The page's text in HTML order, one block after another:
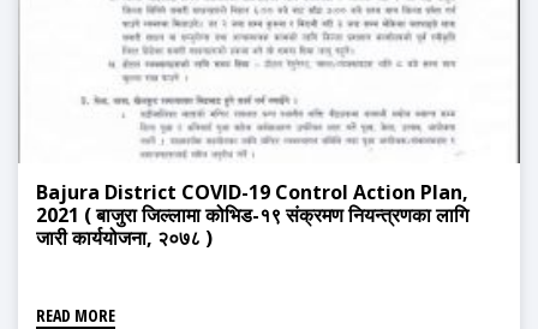
Bajura District COVID-19 Control Action Plan,
2021 ( बाजुरा जिल्लामा कोभिड-१९ संक्रमण नियन्त्रणका लागि
जारी कार्ययोजना, २०७८ )
READ MORE